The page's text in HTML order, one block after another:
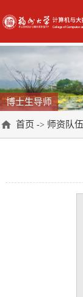
博士生导师
首页 -> 师资队伍